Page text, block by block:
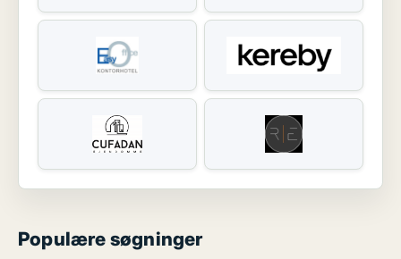
Populære søgninger